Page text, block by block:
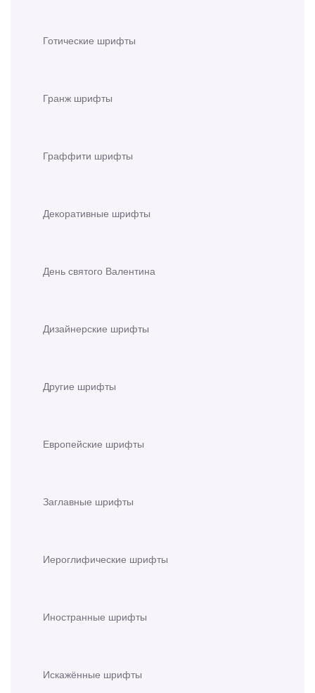
Готические шрифты
Гранж шрифты
Граффити шрифты
Декоративные шрифты
День святого Валентина
Дизайнерские шрифты
Другие шрифты
Европейские шрифты
Заглавные шрифты
Иероглифические шрифты
Иностранные шрифты
Искажённые шрифты